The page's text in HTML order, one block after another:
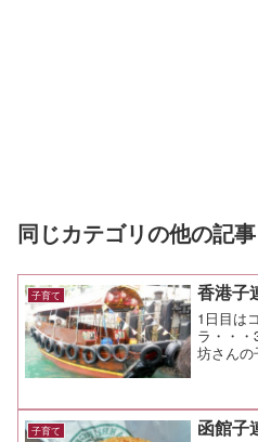
同じカテゴリの他の記事
子育て 香港子
1日目は
ラ・・
坊さん
ニュー
まう。
るだけだ
子育て 函館子